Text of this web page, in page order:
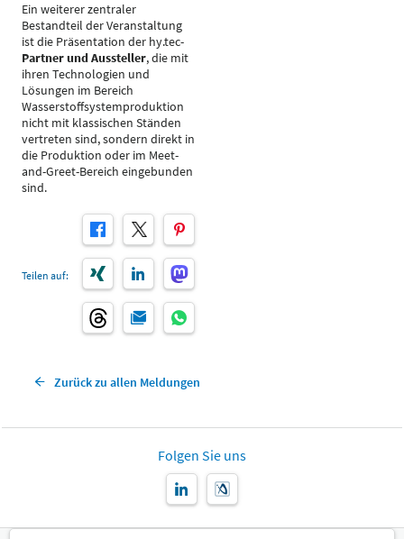
Ein weiterer zentraler
Bestandteil der Veranstaltung
ist die Präsentation der hy.tec-
Partner und Aussteller, die mit
ihren Technologien und
Lösungen im Bereich
Wasserstoffsystemproduktion
nicht mit klassischen Ständen
vertreten sind, sondern direkt in
die Produktion oder im Meet-
and-Greet-Bereich eingebunden
sind.
Teilen auf:
Zurück zu allen Meldungen
Folgen Sie uns